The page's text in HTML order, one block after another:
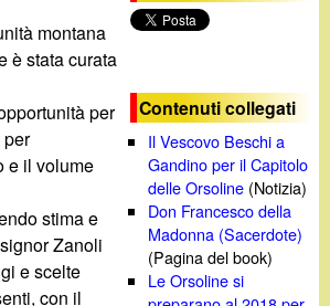
c
a
montana
è stata curata
per
per
e il volume
stima e
Zanoli
e scelte
con il
Contenuti collegati
Il Vescovo Beschi a
Gandino per il Capitolo
delle Orsoline (Notizia)
Don Francesco della
Madonna (Sacerdote)
(Pagina del book)
Le Orsoline si